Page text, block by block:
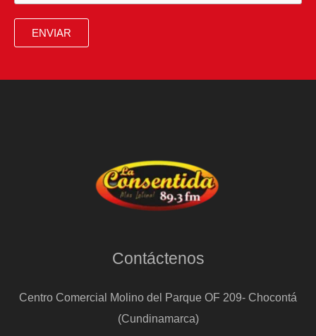
ENVIAR
Contáctenos
Centro Comercial Molino del Parque OF 209- Chocontá
(Cundinamarca)